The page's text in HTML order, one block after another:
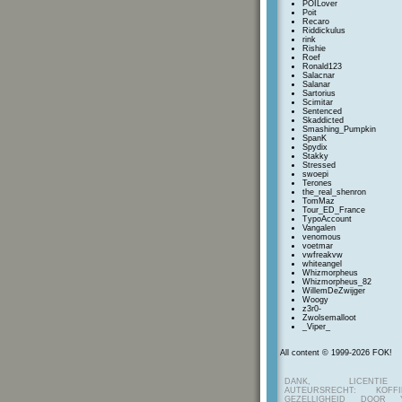
POILover
Poit
Recaro
Riddickulus
rink
Rishie
Roef
Ronald123
Salacnar
Salanar
Sartorius
Scimitar
Sentenced
Skaddicted
Smashing_Pumpkin
SpanK
Spydix
Stakky
Stressed
swoepi
Terones
the_real_shenron
TomMaz
Tour_ED_France
TypoAccount
Vangalen
venomous
voetmar
vwfreakvw
whiteangel
Whizmorpheus
Whizmorpheus_82
WillemDeZwijger
Woogy
z3r0-
Zwolsemalloot
_Viper_
All content © 1999-2026 FOK!
DANK,
AUTEURSRECHT:
GEZELLIGHEID DOOR